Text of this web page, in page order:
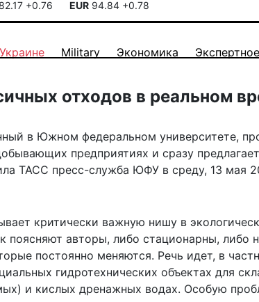
82.17 +0.76 EUR 94.84 +0.78
Military Экономика
отходов в реальном
в Южном федеральном университете,
предприятиях и сразу
ТАСС пресс-служба ЮФУ в среду, 13 мая
критически важную нишу в
авторы, либо стационарны, либо
постоянно меняются. Речь идет, в
гидротехнических объектах для
и кислых дренажных водах. Особую